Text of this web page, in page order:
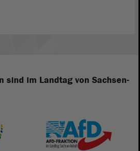
sind im Landtag von Sachsen-